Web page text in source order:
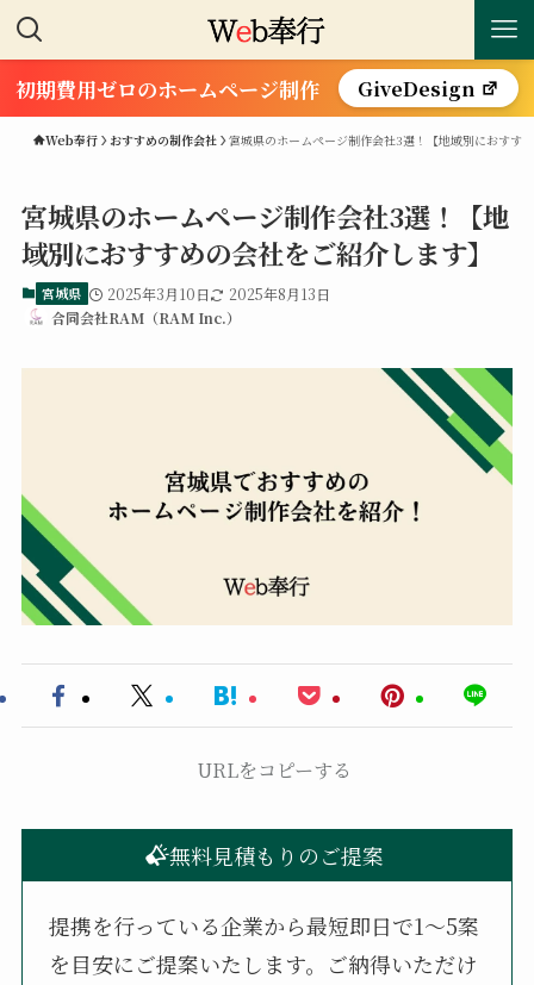
初期費用ゼロのホームページ制作 GiveDesign
Web奉行 おすすめの制作会社 宮城県のホームページ制作会社3選！【地域別におすす
宮城県のホームページ制作会社3選！【地
域別におすすめの会社をご紹介します】
宮城県 2025年3月10日
2025年8月13日
合同会社RAM（RAM Inc.）
URLをコピーする
無料見積もりのご提案
提携を行っている企業から最短即日で1〜5案
を目安にご提案いたします。ご納得いただけ